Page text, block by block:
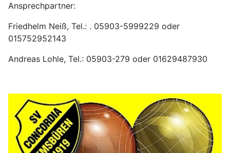
Ansprechpartner:
Friedhelm Neiß, Tel.: . 05903-5999229 oder
‪015752952143
Andreas Lohle, Tel.: 05903-279 oder ‪01629487930